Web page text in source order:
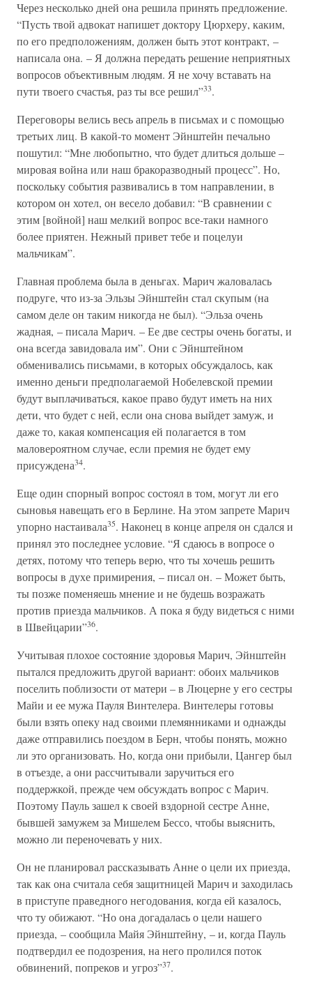
Через несколько дней она решила принять предложение.
“Пусть твой адвокат напишет доктору Цюрхеру, каким,
по его предположениям, должен быть этот контракт, –
написала она. – Я должна передать решение неприятных
вопросов объективным людям. Я не хочу вставать на
пути твоего счастья, раз ты все решил”33.
Переговоры велись весь апрель в письмах и с помощью
третьих лиц. В какой-то момент Эйнштейн печально
пошутил: “Мне любопытно, что будет длиться дольше –
мировая война или наш бракоразводный процесс”. Но,
поскольку события развивались в том направлении, в
котором он хотел, он весело добавил: “В сравнении с
этим [войной] наш мелкий вопрос все-таки намного
более приятен. Нежный привет тебе и поцелуи
мальчикам”.
Главная проблема была в деньгах. Марич жаловалась
подруге, что из-за Эльзы Эйнштейн стал скупым (на
самом деле он таким никогда не был). “Эльза очень
жадная, – писала Марич. – Ее две сестры очень богаты, и
она всегда завидовала им”. Они с Эйнштейном
обменивались письмами, в которых обсуждалось, как
именно деньги предполагаемой Нобелевской премии
будут выплачиваться, какое право будут иметь на них
дети, что будет с ней, если она снова выйдет замуж, и
даже то, какая компенсация ей полагается в том
маловероятном случае, если премия не будет ему
присуждена34.
Еще один спорный вопрос состоял в том, могут ли его
сыновья навещать его в Берлине. На этом запрете Марич
упорно настаивала35. Наконец в конце апреля он сдался и
принял это последнее условие. “Я сдаюсь в вопросе о
детях, потому что теперь верю, что ты хочешь решить
вопросы в духе примирения, – писал он. – Может быть,
ты позже поменяешь мнение и не будешь возражать
против приезда мальчиков. А пока я буду видеться с ними
в Швейцарии”36.
Учитывая плохое состояние здоровья Марич, Эйнштейн
пытался предложить другой вариант: обоих мальчиков
поселить поблизости от матери – в Люцерне у его сестры
Майи и ее мужа Пауля Винтелера. Винтелеры готовы
были взять опеку над своими племянниками и однажды
даже отправились поездом в Берн, чтобы понять, можно
ли это организовать. Но, когда они прибыли, Цангер был
в отъезде, а они рассчитывали заручиться его
поддержкой, прежде чем обсуждать вопрос с Марич.
Поэтому Пауль зашел к своей вздорной сестре Анне,
бывшей замужем за Мишелем Бессо, чтобы выяснить,
можно ли переночевать у них.
Он не планировал рассказывать Анне о цели их приезда,
так как она считала себя защитницей Марич и заходилась
в приступе праведного негодования, когда ей казалось,
что ту обижают. “Но она догадалась о цели нашего
приезда, – сообщила Майя Эйнштейну, – и, когда Пауль
подтвердил ее подозрения, на него пролился поток
обвинений, попреков и угроз”37.